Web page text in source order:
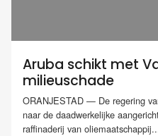
Aruba schikt met
milieuschade
ORANJESTAD — De regering
naar de daadwerkelijke
raffinaderij van